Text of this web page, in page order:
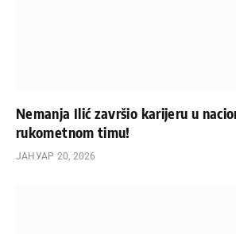
Nemanja Ilić završio karijeru u
rukometnom timu!
ЈАНУАР 20, 2026